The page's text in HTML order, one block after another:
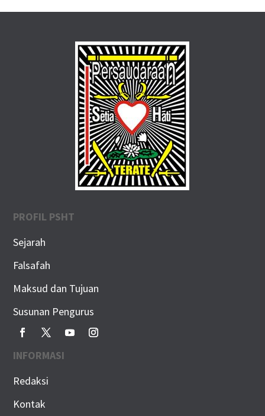
PROFIL PSHT
Sejarah
Falsafah
Maksud dan Tujuan
Susunan Pengurus
INFORMASI
Redaksi
Kontak